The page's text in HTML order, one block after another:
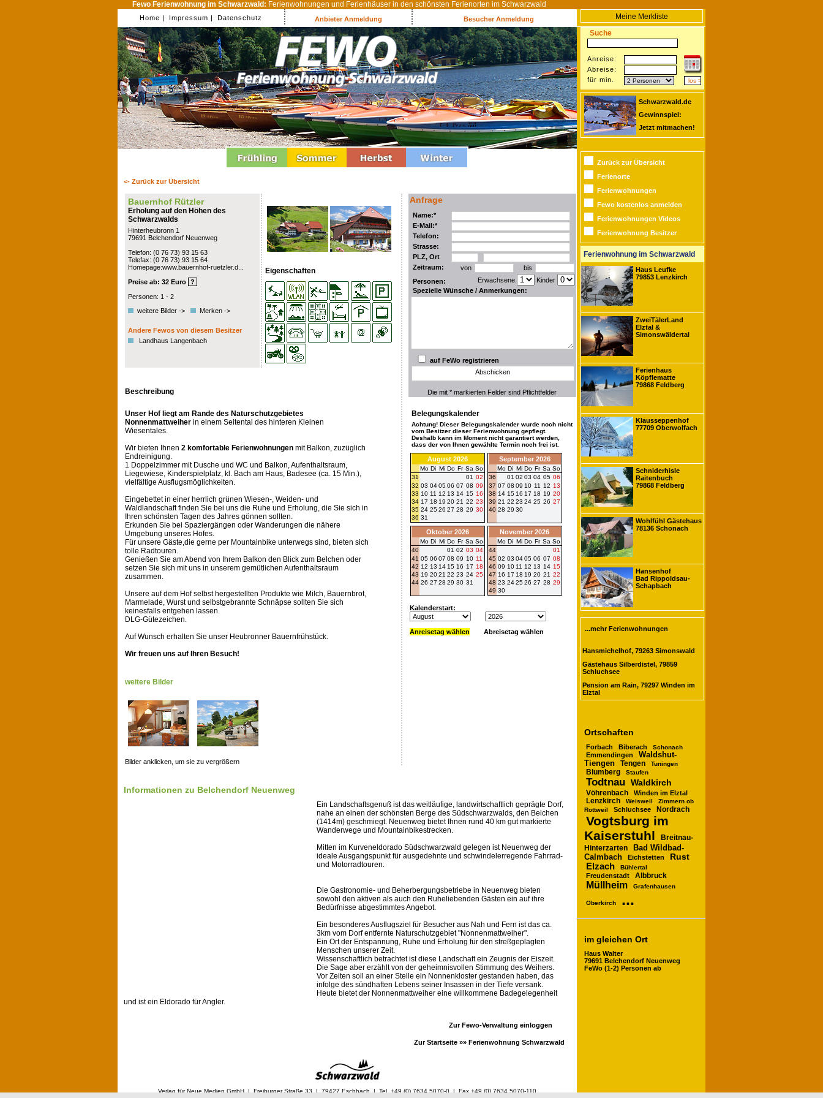
Fewo Ferienwohnung im Schwarzwald: Ferienwohnungen und Ferienhäuser in den schönsten Ferienorten im Schwarzwald
Home | Impressum | Datenschutz Anbieter Anmeldung Besucher Anmeldung
Meine Merkliste
Suche
Anreise:
Abreise:
für min.
Schwarzwald.de
Gewinnspiel:
Jetzt mitmachen!
<- Zurück zur Übersicht
Bauernhof Rützler
Erholung auf den Höhen des
Schwarzwalds
Hinterheubronn 1
79691 Belchendorf Neuenweg
Telefon: (0 76 73) 93 15 63
Telefax: (0 76 73) 93 15 64
Homepage:www.bauernhof-ruetzler.d...
Preise ab: 32 Euro ?
Personen: 1 - 2
weitere Bilder ->
Merken ->
Andere Fewos von diesem Besitzer
Landhaus Langenbach
Eigenschaften
Anfrage
Name:*
E-Mail:*
Telefon:
Strasse:
PLZ, Ort
Zeitraum:
von
bis
Personen:
Erwachsene.
Kinder
Spezielle Wünsche / Anmerkungen:
auf FeWo registrieren
Abschicken
Die mit * markierten Felder sind Pflichtfelder
Belegungskalender
Achtung! Dieser Belegungskalender wurde noch nicht
vom Besitzer dieser Ferienwohnung gepflegt.
Deshalb kann im Moment nicht garantiert werden,
dass der von Ihnen gewählte Termin noch frei ist.
August 2026
Mo Di Mi Do Fr Sa So
31
01 02
32 03 04 05 06 07 08 09
33 10 11 12 13 14 15 16
34 17 18 19 20 21 22 23
35 24 25 26 27 28 29 30
36 31
September 2026
Mo Di Mi Do Fr Sa So
36
01 02 03 04 05 06
37 07 08 09 10 11 12 13
38 14 15 16 17 18 19 20
39 21 22 23 24 25 26 27
40 28 29 30
Oktober 2026
Mo Di Mi Do Fr Sa So
40
01 02 03 04
41 05 06 07 08 09 10 11
42 12 13 14 15 16 17 18
43 19 20 21 22 23 24 25
44 26 27 28 29 30 31
November 2026
Mo Di Mi Do Fr Sa So
44
01
45 02 03 04 05 06 07 08
46 09 10 11 12 13 14 15
47 16 17 18 19 20 21 22
48 23 24 25 26 27 28 29
49 30
Kalenderstart:
Anreisetag wählen Abreisetag wählen
Beschreibung
Unser Hof liegt am Rande des Naturschutzgebietes
Nonnenmattweiher in einem Seitental des hinteren Kleinen
Wiesentales.
Wir bieten Ihnen 2 komfortable Ferienwohnungen mit Balkon, zuzüglich
Endreinigung.
1 Doppelzimmer mit Dusche und WC und Balkon, Aufenthaltsraum,
Liegewiese, Kinderspielplatz, kl. Bach am Haus, Badesee (ca. 15 Min.),
vielfältige Ausflugsmöglichkeiten.
Eingebettet in einer herrlich grünen Wiesen-, Weiden- und
Waldlandschaft finden Sie bei uns die Ruhe und Erholung, die Sie sich in
Ihren schönsten Tagen des Jahres gönnen sollten.
Erkunden Sie bei Spaziergängen oder Wanderungen die nähere
Umgebung unseres Hofes.
Für unsere Gäste,die gerne per Mountainbike unterwegs sind, bieten sich
tolle Radtouren.
Genießen Sie am Abend von Ihrem Balkon den Blick zum Belchen oder
setzen Sie sich mit uns in unserem gemütlichen Aufenthaltsraum
zusammen.
Unsere auf dem Hof selbst hergestellten Produkte wie Milch, Bauernbrot,
Marmelade, Wurst und selbstgebrannte Schnäpse sollten Sie sich
keinesfalls entgehen lassen.
DLG-Gütezeichen.
Auf Wunsch erhalten Sie unser Heubronner Bauernfrühstück.
Wir freuen uns auf Ihren Besuch!
weitere Bilder
Bilder anklicken, um sie zu vergrößern
Informationen zu Belchendorf Neuenweg
Ein Landschaftsgenuß ist das weitläufige, landwirtschaftlich geprägte Dorf,
nahe an einen der schönsten Berge des Südschwarzwalds, den Belchen
(1414m) geschmiegt. Neuenweg bietet Ihnen rund 40 km gut markierte
Wanderwege und Mountainbikestrecken.
Mitten im Kurveneldorado Südschwarzwald gelegen ist Neuenweg der
ideale Ausgangspunkt für ausgedehnte und schwindelerregende Fahrrad-
und Motorradtouren.
Die Gastronomie- und Beherbergungsbetriebe in Neuenweg bieten
sowohl den aktiven als auch den Ruheliebenden Gästen ein auf ihre
Bedürfnisse abgestimmtes Angebot.
Ein besonderes Ausflugsziel für Besucher aus Nah und Fern ist das ca.
3km vom Dorf entfernte Naturschutzgebiet "Nonnenmattweiher".
Ein Ort der Entspannung, Ruhe und Erholung für den streßgeplagten
Menschen unserer Zeit.
Wissenschaftlich betrachtet ist diese Landschaft ein Zeugnis der Eiszeit.
Die Sage aber erzählt von der geheimnisvollen Stimmung des Weihers.
Vor Zeiten soll an einer Stelle ein Nonnenkloster gestanden haben, das
infolge des sündhaften Lebens seiner Insassen in der Tiefe versank.
Heute bietet der Nonnenmattweiher eine willkommene Badegelegenheit
und ist ein Eldorado für Angler.
Zur Fewo-Verwaltung einloggen
Zur Startseite »» Ferienwohnung Schwarzwald
Zurück zur Übersicht
Ferienorte
Ferienwohnungen
Fewo kostenlos anmelden
Ferienwohnungen Videos
Ferienwohnung Besitzer
Ferienwohnung im Schwarzwald
Haus Leufke
79853 Lenzkirch
ZweiTälerLand
Elztal &
Simonswäldertal
Ferienhaus
Köpflematte
79868 Feldberg
Klausseppenhof
77709 Oberwolfach
Schniderhisle
Raitenbuch
79868 Feldberg
Wohlfühl Gästehaus
78136 Schonach
Hansenhof
Bad Rippoldsau-
Schapbach
...mehr Ferienwohnungen
Hansmichelhof, 79263 Simonswald
Gästehaus Silberdistel, 79859
Schluchsee
Pension am Rain, 79297 Winden im
Elztal
Ortschaften
Forbach Biberach Schonach
Emmendingen
Waldshut-
Tiengen
Tengen Tuningen
Blumberg Staufen
Todtnau Waldkirch
Vöhrenbach Winden im Elztal
Lenzkirch Weisweil
Zimmern ob
Rottweil
Schluchsee Nordrach
Vogtsburg im
Kaiserstuhl
Breitnau-
Hinterzarten
Bad Wildbad-
Calmbach
Eichstetten Rust
Elzach Bühlertal
Freudenstadt Albbruck
Müllheim Grafenhausen
Oberkirch ...
im gleichen Ort
Haus Walter
79691 Belchendorf Neuenweg
FeWo (1-2) Personen ab
Verlag für Neue Medien GmbH | Freiburger Straße 33 | 79427 Eschbach | Tel. +49 (0) 7634 5070-0 | Fax +49 (0) 7634 5070-110